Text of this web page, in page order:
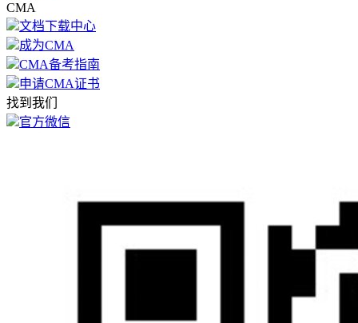
CMA
文档下载中心
成为CMA
CMA备考指南
申请CMA证书
找到我们
官方微信